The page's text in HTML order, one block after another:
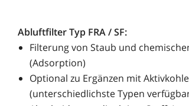
Abluftfilter Typ FRA / SF:
Filterung von Staub und
(Adsorption)
Optional zu Ergänzen mit Aktivkohle
(unterschiedlichste Typen